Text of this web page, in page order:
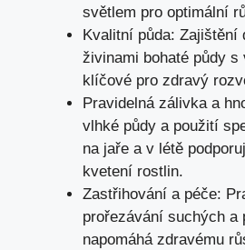
světlem pro optimální
Kvalitní půda: Zajištění
živinami bohaté půdy s
klíčové pro zdravý
Pravidelná zálivka a
vlhké půdy a použití
na jaře a v létě
kvetení rostlin.
Zastřihování a péče:
prořezávání suchých a
napomáhá zdravému